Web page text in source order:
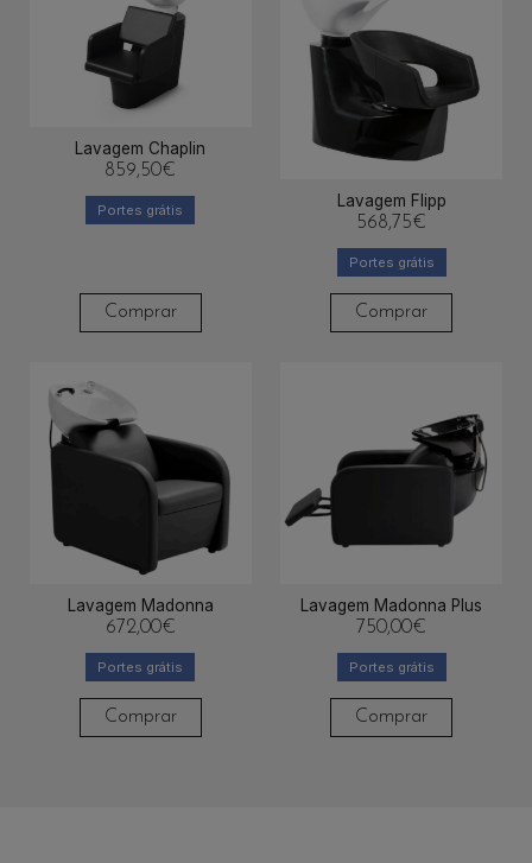
Lavagem Chaplin
859,50€
Portes grátis
Comprar
Lavagem Flipp
568,75€
Portes grátis
Comprar
Lavagem Madonna
672,00€
Portes grátis
Comprar
Lavagem Madonna Plus
750,00€
Portes grátis
Comprar